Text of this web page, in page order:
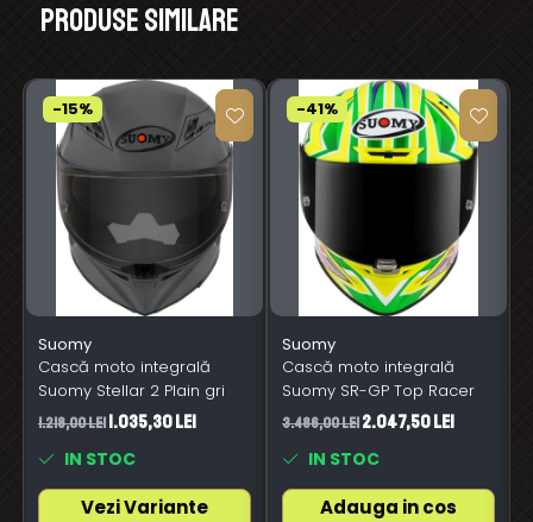
Produse similare
-15%
Suomy
Cască moto integrală
Suomy Stellar 2 Plain gri
1.218,00 Lei1.035,30 Lei
IN STOC
Vezi Variante
-41%
Suomy
Cască moto integrală
Suomy SR-GP Top Racer
3.486,00 Lei2.047,50 Lei
IN STOC
Adauga in cos